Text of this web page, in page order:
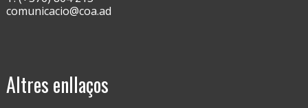
comunicacio@coa.ad
Altres enllaços